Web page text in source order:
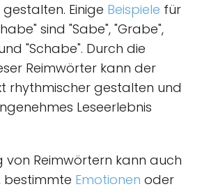
Einige Beispiele für
sind "Sabe", "Grabe",
"Schabe". Durch die
Reimwörter kann der
rhythmischer gestalten und
Leseerlebnis
von Reimwörtern kann auch
bestimmte Emotionen oder